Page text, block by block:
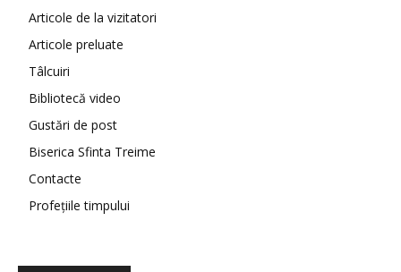
Articole de la vizitatori
Articole preluate
Tâlcuiri
Bibliotecă video
Gustări de post
Biserica Sfinta Treime
Contacte
Profețiile timpului